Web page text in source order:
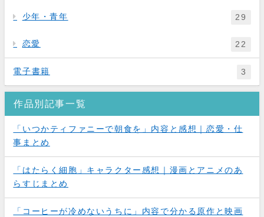
少年・青年 29
恋愛 22
電子書籍 3
作品別記事一覧
「いつかティファニーで朝食を」内容と感想｜恋愛・仕
事まとめ
「はたらく細胞」キャラクター感想｜漫画とアニメのあ
らすじまとめ
「コーヒーが冷めないうちに」内容で分かる原作と映画